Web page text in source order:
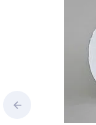
Concordia Lesov